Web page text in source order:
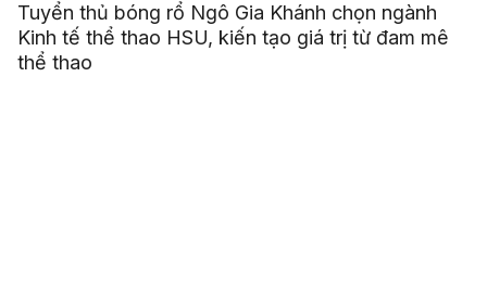
Tuyển thủ bóng rổ Ngô Gia Khánh chọn ngành
Kinh tế thể thao HSU, kiến tạo giá trị từ đam mê
thể thao